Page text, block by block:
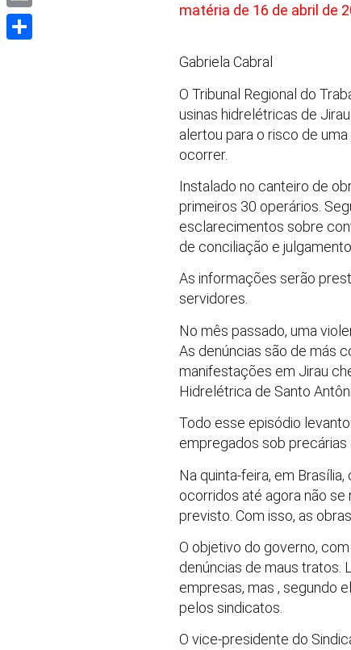
matéria de 16 de abril de
Gabriela Cabral
O Tribunal Regional do
usinas hidrelétricas de
alertou para o risco de
ocorrer.
Instalado no canteiro de
primeiros 30 operários.
esclarecimentos sobre
de conciliação e julgamento.
As informações serão
servidores.
No mês passado, uma
As denúncias são de más
manifestações em Jirau
Hidrelétrica de Santo
Todo esse episódio
empregados sob precárias
Na quinta-feira, em
ocorridos até agora não
previsto. Com isso, as
O objetivo do governo,
denúncias de maus tratos.
empresas, mas , segundo
pelos sindicatos.
O vice-presidente do
Email